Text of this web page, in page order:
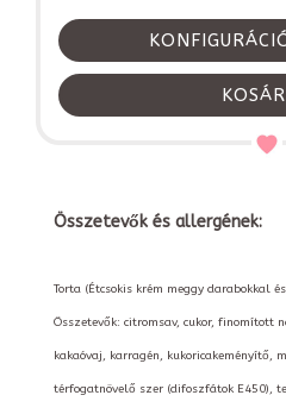
Összetevők és allergének:
Torta (Étcsokis krém meggy darabokkal
Összetevők: citromsav, cukor, finomított
kakaóvaj, karragén, kukoricakeményítő,
térfogatnövelő szer (difoszfátok E450),